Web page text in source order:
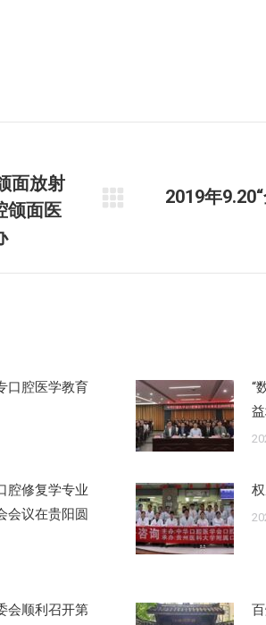
面放射
颌面医
2019年
口腔医学教育
“
腔修复学专业
会议在贵阳圆
会顺利召开第